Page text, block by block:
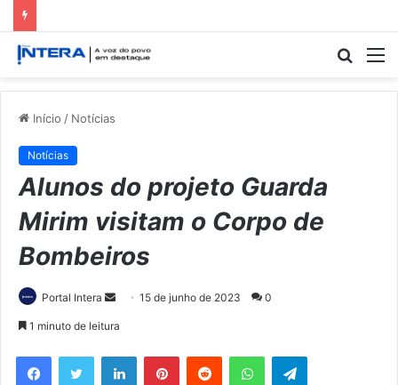
Início / Notícias
Notícias
Alunos do projeto Guarda
Mirim visitam o Corpo de
Bombeiros
Portal Intera
Mande
mail
15 de junho de 2023 0
1 minuto de leitura
FacebookTwitter LinkedinPinterestReddit WhatsAppTelegram